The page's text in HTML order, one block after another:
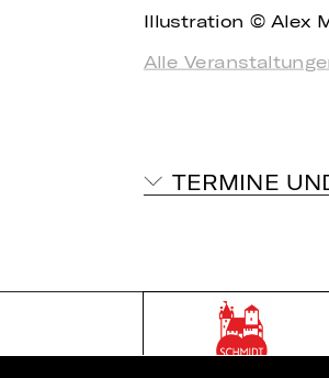
Illustration © Alex
Alle
TERMINE